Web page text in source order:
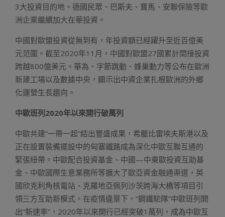
3大投資目的地。德國民眾、巴斯夫、寶馬、安聯保險等歐
洲企業繼續加大在華投資。
中國對歐盟投資從無到有，年投資額已經躍升至近百億美
元范圍。截至2020年11月，中國對歐盟27國累計間接投資
跨越800億美元。華為、字節跳動、蜂巢動力等公布在歐洲
新建工場以及數據中央，顯示出中資企業扎根歐洲的外鄉
化運營生長趨向。
中歐班列2020年以來開行破萬列
中歐共建“一帶一起”結出豐盛成果，希臘比雷埃夫斯港以及
正在設置裝備擺設中的匈塞鐵路成為深化中歐互聯互通的
緊張紐帶。中歐配合投資基金、中國—中東歐投資互助基
金、中歐國際生意業務所等擴大了歐亞資金融通渠道，英
國欣克利角核電站、克羅地亞佩列沙茨跨海大橋等項目引
領三方互助新模式。在疫情違景下，“鋼鐵駝隊”中歐班列開
出“新速率”，2020年以來開行已經突破1萬列，成為中歐互